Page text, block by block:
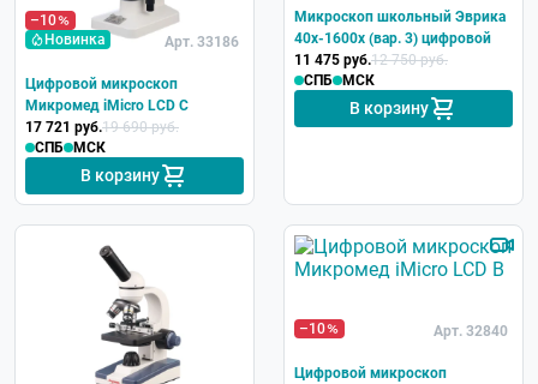
–10
Новинка
Арт. 33186
Цифровой микроскоп
Микромед iMicro LCD C
17 721 руб.19 690 руб.
СПБ
МСК
В корзину
Микроскоп школьный Эврика
40х-1600х (вар. 3) цифровой
11 475 руб.12 750 руб.
СПБ
МСК
В корзину
–10 Арт. 32840
Цифровой микроскоп